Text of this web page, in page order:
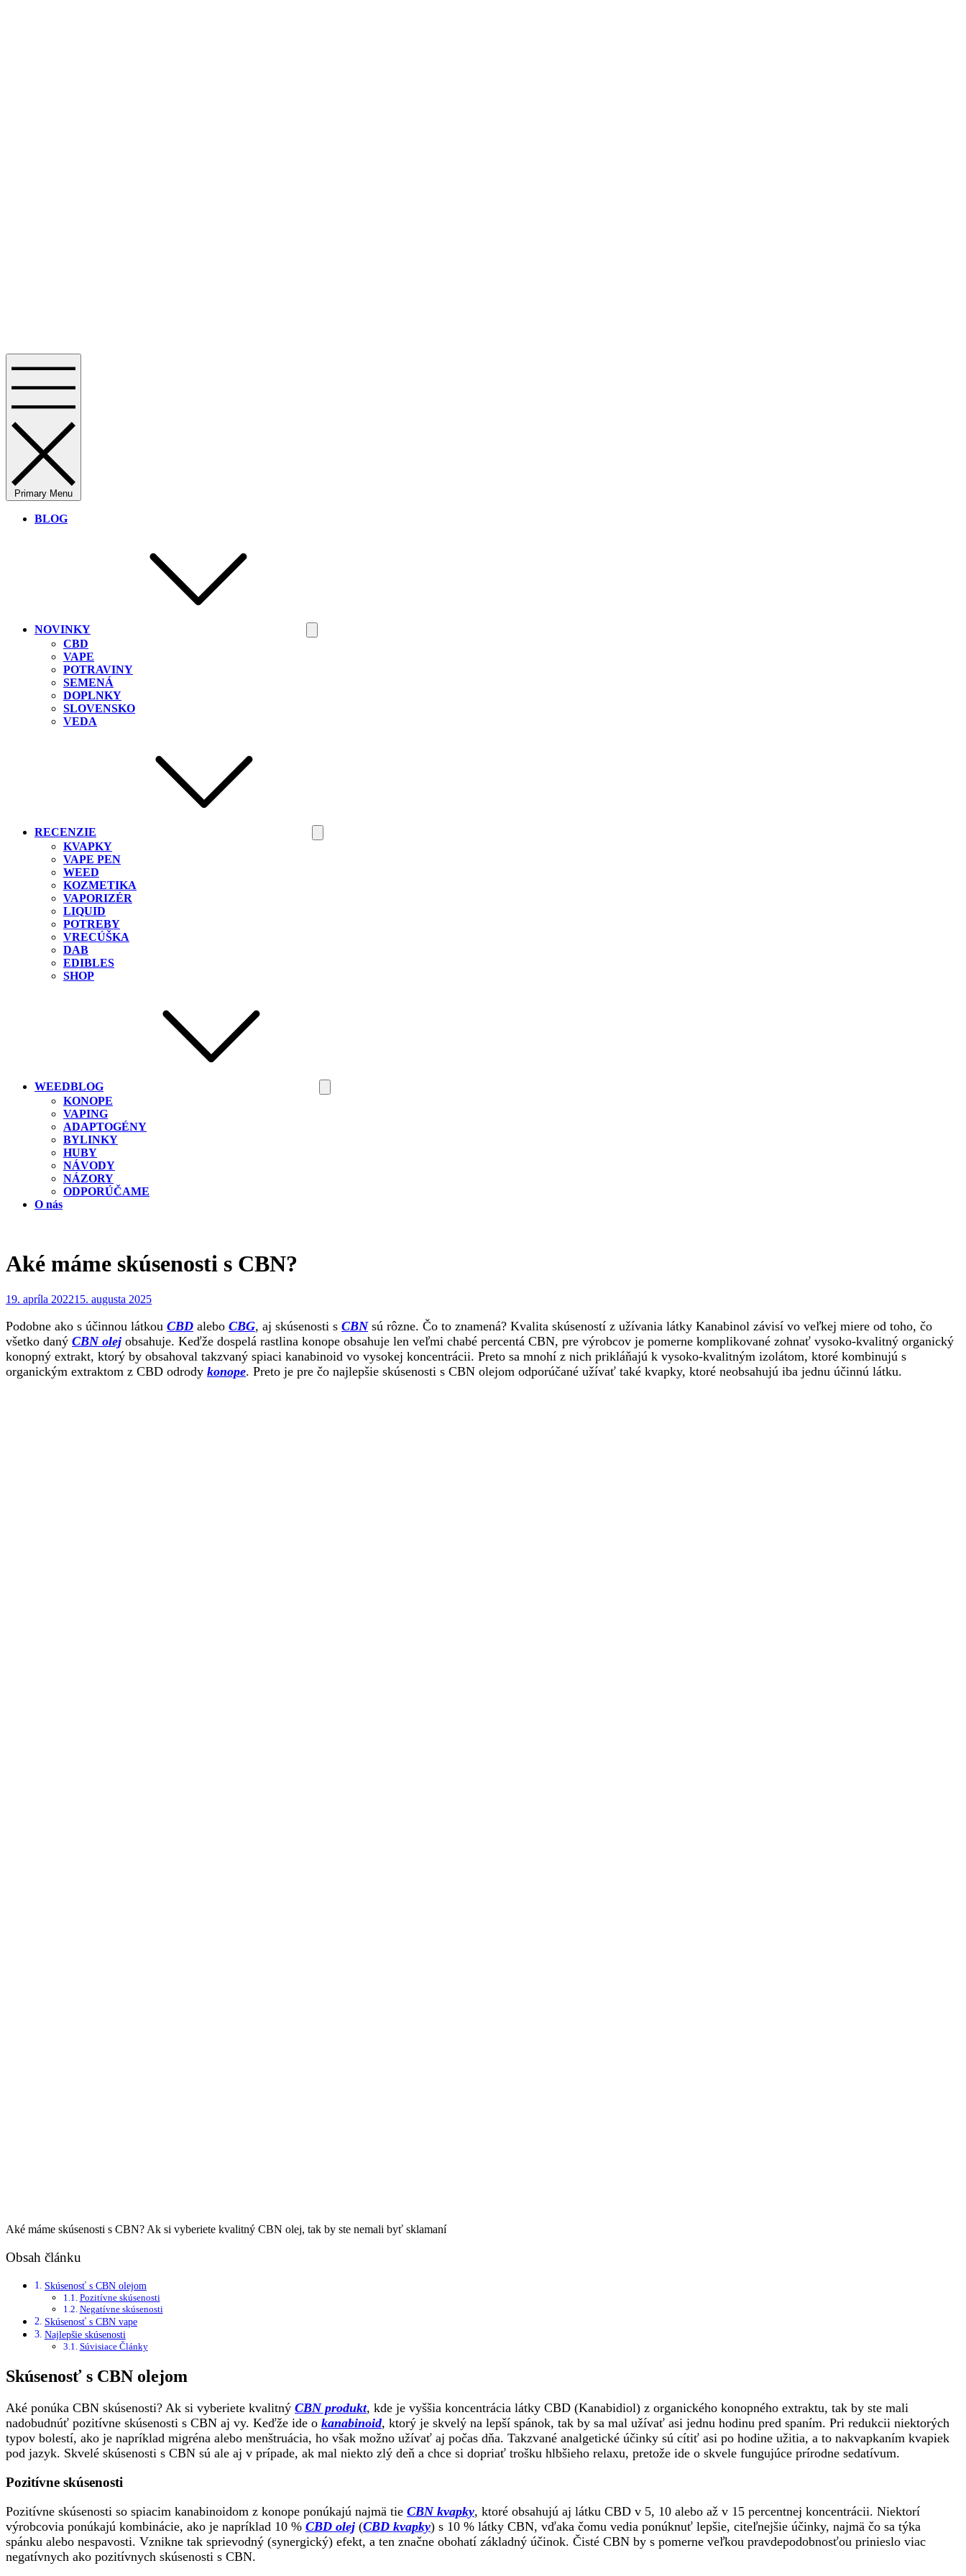
Primary Menu
BLOG
NOVINKY
CBD
VAPE
POTRAVINY
SEMENÁ
DOPLNKY
SLOVENSKO
VEDA
RECENZIE
KVAPKY
VAPE PEN
WEED
KOZMETIKA
VAPORIZÉR
LIQUID
POTREBY
VRECÚŠKA
DAB
EDIBLES
SHOP
WEEDBLOG
KONOPE
VAPING
ADAPTOGÉNY
BYLINKY
HUBY
NÁVODY
NÁZORY
ODPORÚČAME
O nás
Aké máme skúsenosti s CBN?
Posted
19. apríla 202215. augusta 2025
Podobne ako s účinnou látkou CBD alebo CBG, aj skúsenosti s CBNsú rôzne. Čo to znamená? Kvalita skúseností z užívania látky Kanabinol závisí vo veľkej miere od toho, čo
všetko daný CBN olej obsahuje. Keďže dospelá rastlina konope obsahuje len veľmi chabé percentá CBN, pre výrobcov je pomerne komplikované zohnať vysoko-kvalitný organický
konopný extrakt, ktorý by obsahoval takzvaný spiaci kanabinoid vo vysokej koncentrácii. Preto sa mnohí z nich prikláňajú k vysoko-kvalitným izolátom, ktoré kombinujú s
organickým extraktom z CBD odrody konope. Preto je pre čo najlepšie skúsenosti s CBN olejom odporúčané užívať také kvapky, ktoré neobsahujú iba jednu účinnú látku.
Aké máme skúsenosti s CBN? Ak si vyberiete kvalitný CBN olej, tak by ste nemali byť sklamaní
Obsah článku
Skúsenosť s CBN olejom
Pozitívne skúsenosti
Negatívne skúsenosti
Skúsenosť s CBN vape
Najlepšie skúsenosti
Súvisiace Články
Skúsenosť s CBN olejom
Aké ponúka CBN skúsenosti? Ak si vyberiete kvalitný CBN produkt, kde je vyššia koncentrácia látky CBD (Kanabidiol) z organického konopného extraktu, tak by ste mali
nadobudnúť pozitívne skúsenosti s CBN aj vy. Keďže ide o kanabinoid, ktorý je skvelý na lepší spánok, tak by sa mal užívať asi jednu hodinu pred spaním. Pri redukcii niektorých
typov bolestí, ako je napríklad migréna alebo menštruácia, ho však možno užívať aj počas dňa. Takzvané analgetické účinky sú cítiť asi po hodine užitia, a to nakvapkaním kvapiek
pod jazyk. Skvelé skúsenosti s CBN sú ale aj v prípade, ak mal niekto zlý deň a chce si dopriať trošku hlbšieho relaxu, pretože ide o skvele fungujúce prírodne sedatívum.
Pozitívne skúsenosti
Pozitívne skúsenosti so spiacim kanabinoidom z konope ponúkajú najmä tie CBN kvapky, ktoré obsahujú aj látku CBD v 5, 10 alebo až v 15 percentnej koncentrácii. Niektorí
výrobcovia ponúkajú kombinácie, ako je napríklad 10 % CBD olej (CBD kvapky) s 10 % látky CBN, vďaka čomu vedia ponúknuť lepšie, citeľnejšie účinky, najmä čo sa týka
spánku alebo nespavosti. Vznikne tak sprievodný (synergický) efekt, a ten značne obohatí základný účinok. Čisté CBN by s pomerne veľkou pravdepodobnosťou prinieslo viac
negatívnych ako pozitívnych skúsenosti s CBN.